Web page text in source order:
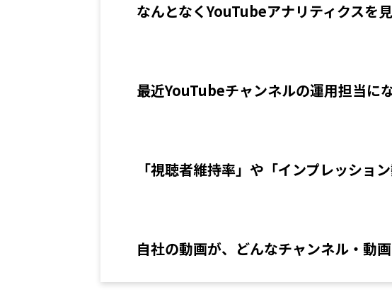
なんとなくYouTubeアナリティクスを
最近YouTubeチャンネルの運用担当に
「視聴者維持率」や「インプレッショ
自社の動画が、どんなチャンネル・動